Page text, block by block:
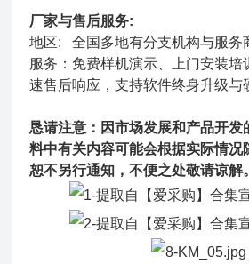
厂家与售后服务:
地区: 全国多地有分支机构与服务
服务：免费样机演示、上门安装培
速售后响应，支持软件终身升级与
恳请注意：因市场发展和产品开发
料中有关内容可能会根据实际情况
恕不另行通知，不便之处敬请谅解。